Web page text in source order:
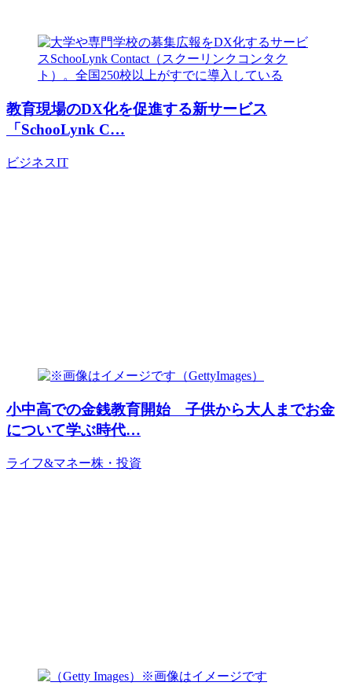
教育現場のDX化を促進する新サービス
「SchooLynk C…
ビジネスIT
小中高での金銭教育開始 子供から大人までお金
について学ぶ時代…
ライフ&マネー株・投資